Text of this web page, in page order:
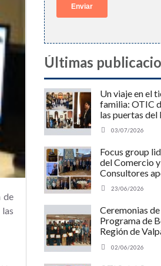
de
Últimas
Un viaje en el
familia: OTIC
las puertas del
clientes y sus
03/07/2026
Focus group
del Comercio
Consultores
estratégicos
Programa
potenciar a las
23/06/2026
Ceremonias
Programa de
Región de
la
regional.
02/06/2026